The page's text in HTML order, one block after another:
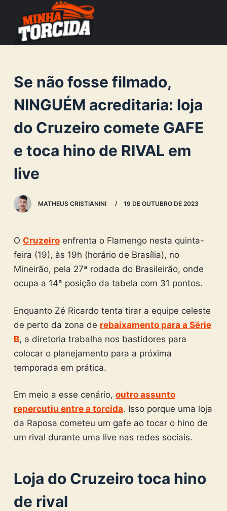
o
c
o
n
e
n
Se não fosse filmado,
NINGUÉM acreditaria: loja
do Cruzeiro comete GAFE
e toca hino de RIVAL em
live
MATHEUS CRISTIANINI 19 DE OUTUBRO DE 2023
O Cruzeiroenfrenta o Flamengo nesta quinta-
feira (19), às 19h (horário de Brasília), no
Mineirão, pela 27ª rodada do Brasileirão, onde
ocupa a 14ª posição da tabela com 31 pontos.
Enquanto Zé Ricardo tenta tirar a equipe celeste
de perto da zona de rebaixamento para a Série
B, a diretoria trabalha nos bastidores para
colocar o planejamento para a próxima
temporada em prática.
Em meio a esse cenário, outro assunto
repercutiu entre a torcida. Isso porque uma loja
da Raposa cometeu um gafe ao tocar o hino de
um rival durante uma live nas redes sociais.
Loja do Cruzeiro toca hino
de rival